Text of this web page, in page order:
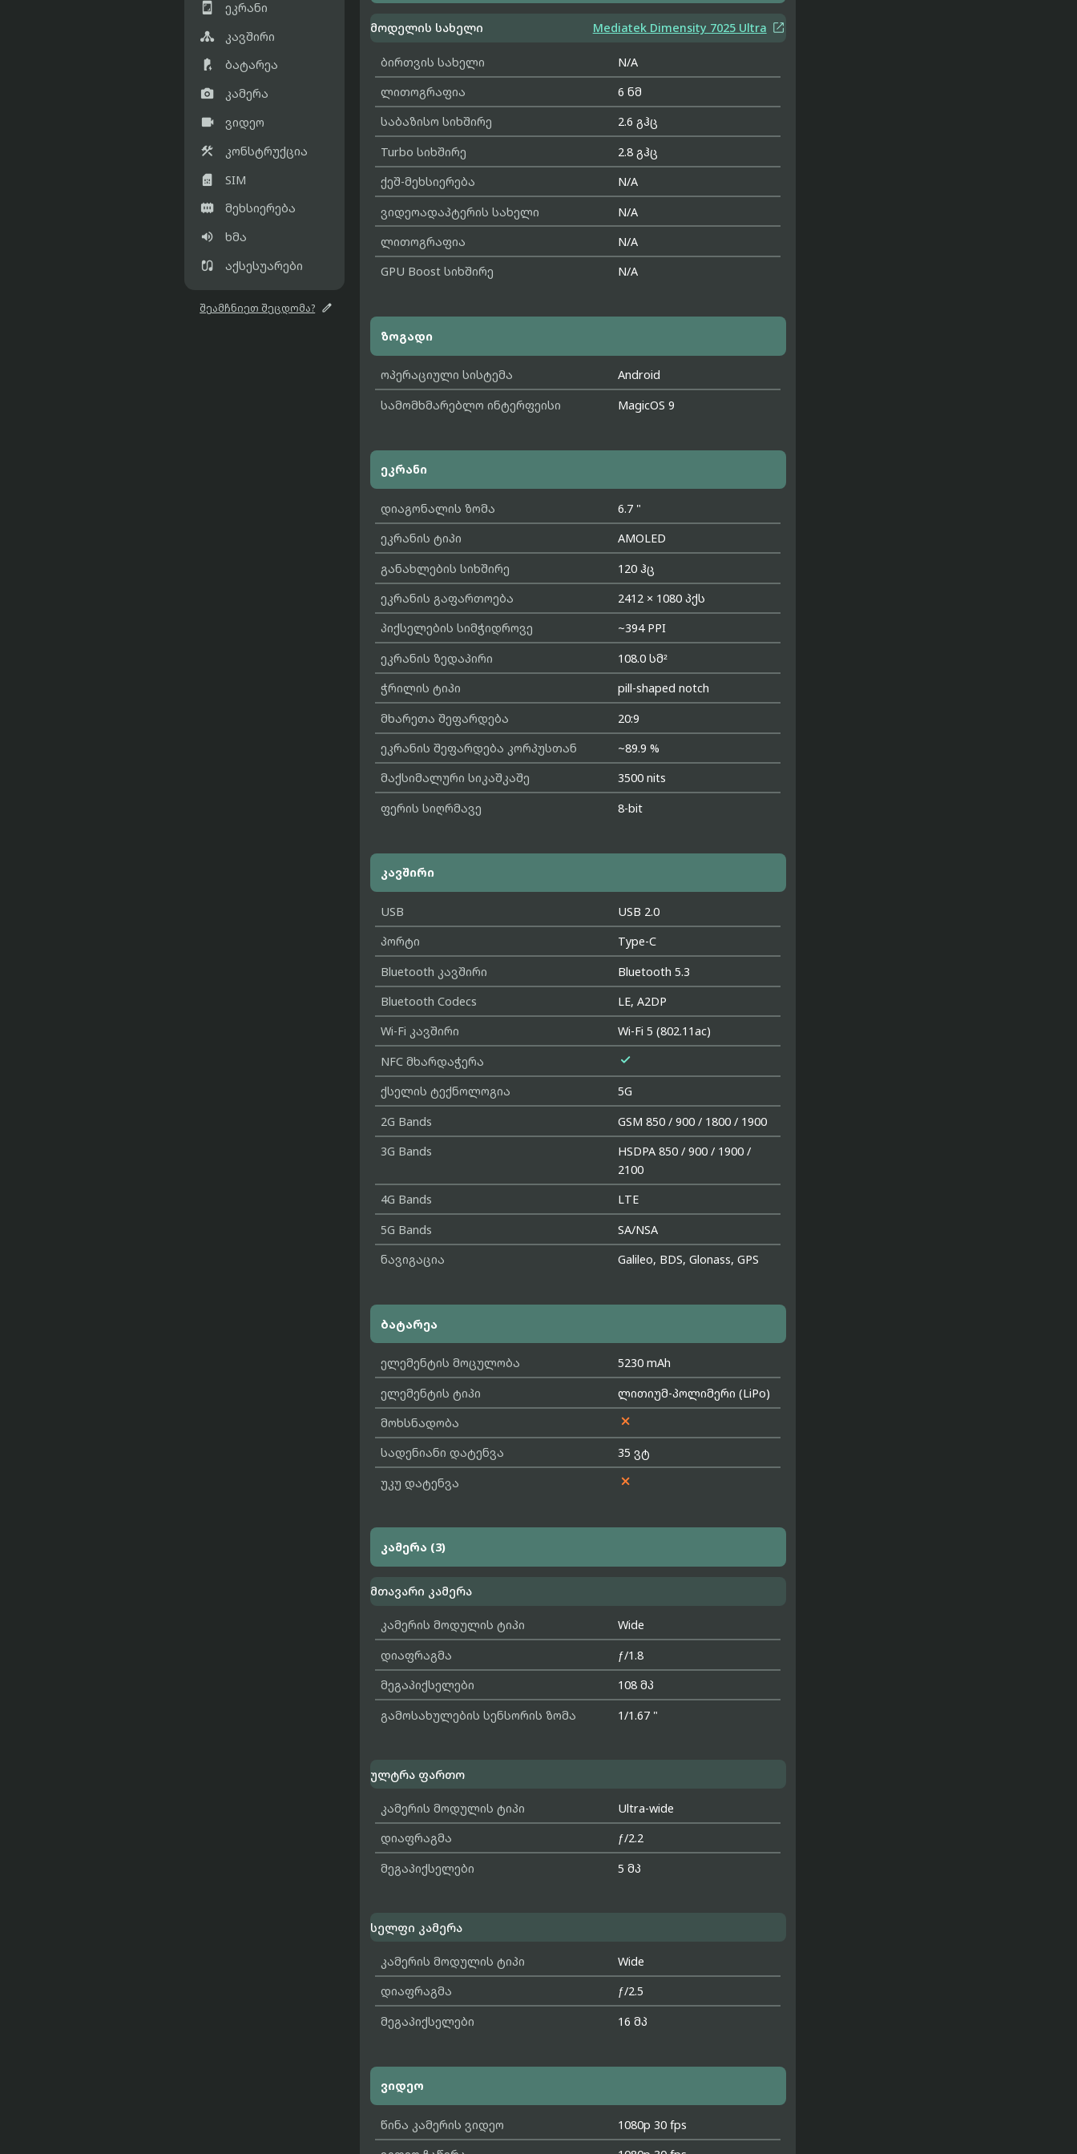
 ეკრანი
 კავშირი
 ბატარეა
 კამერა
 ვიდეო
 კონსტრუქცია
 SIM
 მეხსიერება
 ხმა
 აქსესუარები
შეამჩნიეთ შეცდომა? 
მოდელის სახელი Mediatek Dimensity 7025 Ultra 
ბირთვის სახელი
N/A
ლითოგრაფია
6 ნმ
საბაზისო სიხშირე
2.6 გჰც
Turbo სიხშირე
2.8 გჰც
ქეშ-მეხსიერება
N/A
ვიდეოადაპტერის სახელი
N/A
ლითოგრაფია
N/A
GPU Boost სიხშირე
N/A
ზოგადი
ოპერაციული სისტემა
Android
სამომხმარებლო ინტერფეისი
MagicOS 9
ეკრანი
დიაგონალის ზომა
6.7 "
ეკრანის ტიპი
AMOLED
განახლების სიხშირე
120 ჰც
ეკრანის გაფართოება
2412 × 1080 პქს
პიქსელების სიმჭიდროვე
~394 PPI
ეკრანის ზედაპირი
108.0 სმ²
ჭრილის ტიპი
pill-shaped notch
მხარეთა შეფარდება
20:9
ეკრანის შეფარდება კორპუსთან
~89.9 %
მაქსიმალური სიკაშკაშე
3500 nits
ფერის სიღრმავე
8-bit
კავშირი
USB
USB 2.0
პორტი
Type-C
Bluetooth კავშირი
Bluetooth 5.3
Bluetooth Codecs
LE, A2DP
Wi-Fi კავშირი
Wi-Fi 5 (802.11ac)
NFC მხარდაჭერა

ქსელის ტექნოლოგია
5G
2G Bands
GSM 850 / 900 / 1800 / 1900
3G Bands
HSDPA 850 / 900 / 1900 /
2100
4G Bands
LTE
5G Bands
SA/NSA
ნავიგაცია
Galileo, BDS, Glonass, GPS
ბატარეა
ელემენტის მოცულობა
5230 mAh
ელემენტის ტიპი
ლითიუმ-პოლიმერი (LiPo)
მოხსნადობა

სადენიანი დატენვა
35 ვტ
უკუ დატენვა

კამერა (3)
მთავარი კამერა
კამერის მოდულის ტიპი
Wide
დიაფრაგმა
ƒ/1.8
მეგაპიქსელები
108 მპ
გამოსახულების სენსორის ზომა
1/1.67 "
ულტრა ფართო
კამერის მოდულის ტიპი
Ultra-wide
დიაფრაგმა
ƒ/2.2
მეგაპიქსელები
5 მპ
სელფი კამერა
კამერის მოდულის ტიპი
Wide
დიაფრაგმა
ƒ/2.5
მეგაპიქსელები
16 მპ
ვიდეო
წინა კამერის ვიდეო
1080p 30 fps